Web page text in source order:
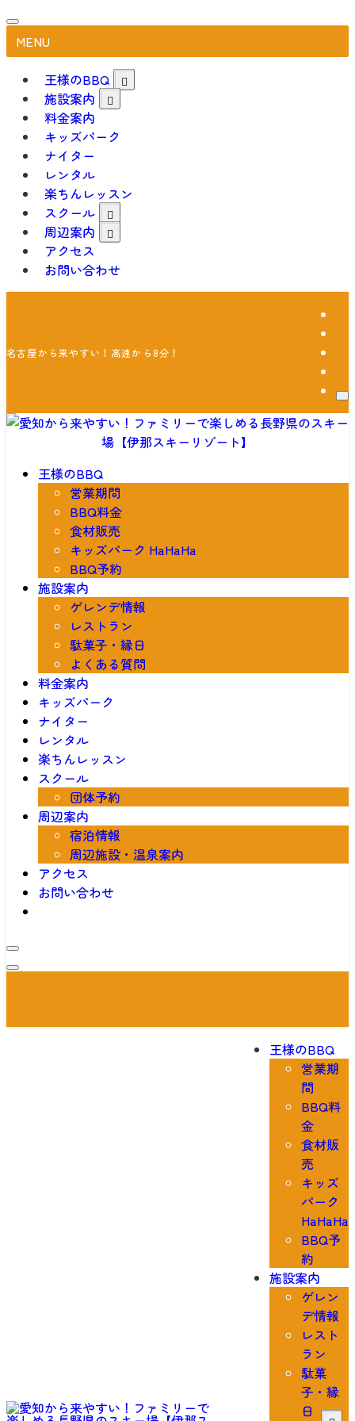
MENU
王様のBBQ
施設案内
料金案内
キッズパーク
ナイター
レンタル
楽ちんレッスン
スクール
周辺案内
アクセス
お問い合わせ
名古屋から来やすい！高速から8分！こどもと楽しめるファミリーゲレン
王様のBBQ
営業期間
BBQ料金
食材販売
キッズパーク HaHaHa
BBQ予約
施設案内
ゲレンデ情報
レストラン
駄菓子・縁日
よくある質問
料金案内
キッズパーク
ナイター
レンタル
楽ちんレッスン
スクール
団体予約
周辺案内
宿泊情報
周辺施設・温泉案内
アクセス
お問い合わせ
王様のBBQ
営業期
間
BBQ料
金
食材販
売
キッズ
パーク
HaHaHa
BBQ予
約
施設案内
ゲレン
デ情報
レスト
ラン
駄菓
子・縁
日